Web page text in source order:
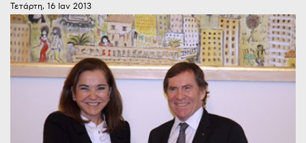
Τετάρτη, 16 Ιαν 2013